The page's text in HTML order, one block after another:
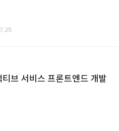
브 서비스 프론트엔드 개발